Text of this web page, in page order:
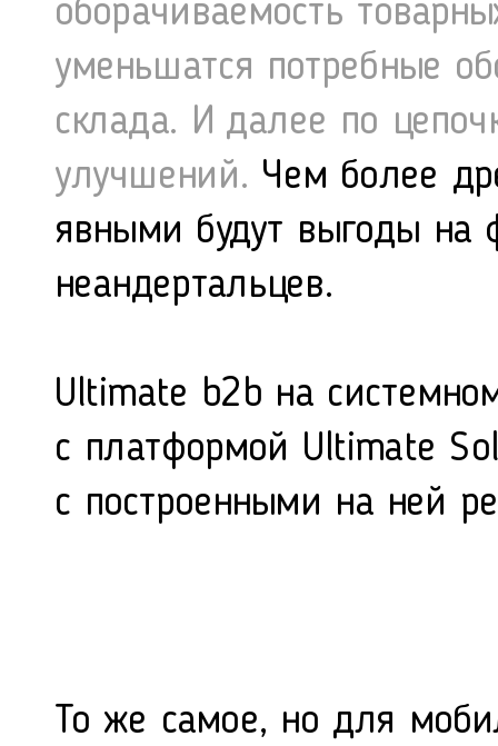
оборачиваемость
уменьшатся потребные
склада. И далее по
улучшений. Чем более
явными будут выгоды на
неандертальцев.
Ultimate b2b на
с платформой Ultimate
с построенными на ней
То же самое, но для